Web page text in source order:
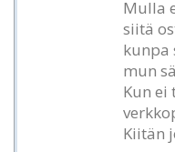
Mulla
siitä
kunpa
mun
Kun ei
Kiitän